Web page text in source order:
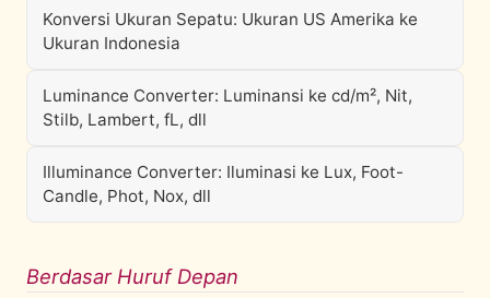
Konversi Ukuran Sepatu: Ukuran US Amerika ke
Ukuran Indonesia
Luminance Converter: Luminansi ke cd/m², Nit,
Stilb, Lambert, fL, dll
Illuminance Converter: Iluminasi ke Lux, Foot-
Candle, Phot, Nox, dll
Berdasar Huruf Depan